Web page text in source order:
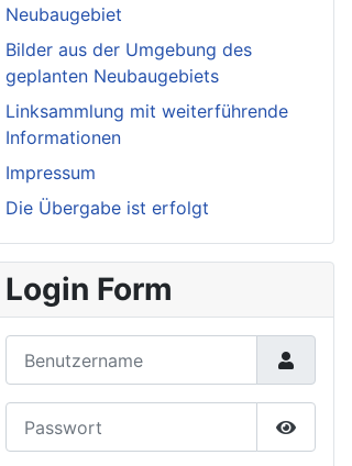
Neubaugebiet
Bilder aus der Umgebung des
geplanten Neubaugebiets
Linksammlung mit weiterführende
Informationen
Impressum
Die Übergabe ist erfolgt
Login Form